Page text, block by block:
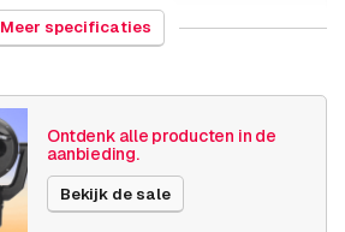
731815
100 x 150 x 50 millimeters
Overig diversen
Meer specificaties
Ontdenk alle producten in de
aanbieding.
Bekijk de sale